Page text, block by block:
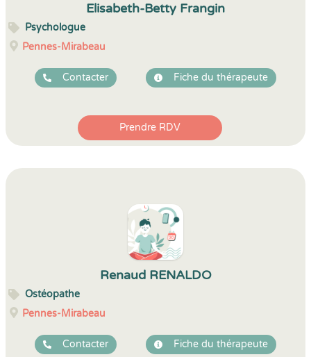
Elisabeth-Betty Frangin
Psychologue
Pennes-Mirabeau
Contacter Fiche du thérapeute
Prendre RDV
Renaud RENALDO
Ostéopathe
Pennes-Mirabeau
Contacter Fiche du thérapeute